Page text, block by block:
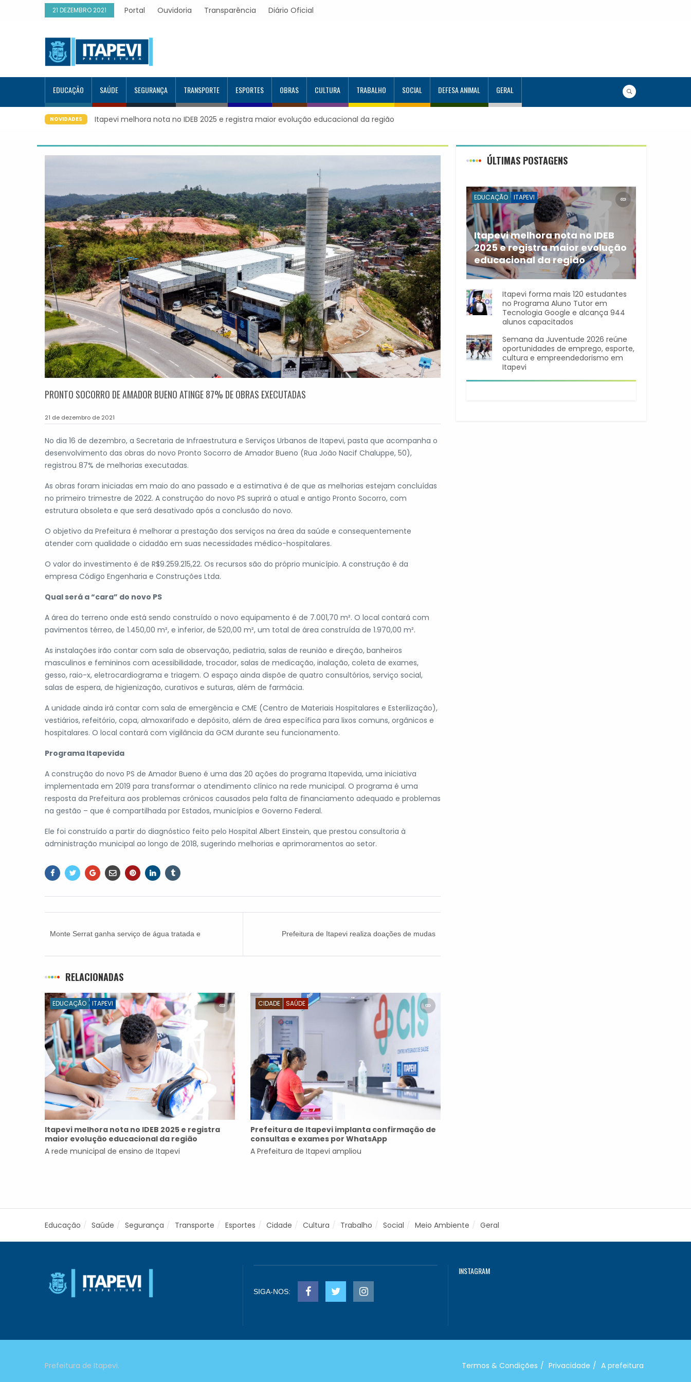
21 DEZEMBRO 2021 Portal Ouvidoria Transparência Diário Oficial
EDUCAÇÃO SAÚDE SEGURANÇA TRANSPORTE ESPORTES OBRAS CULTURA TRABALHO SOCIAL DEFESA ANIMAL GERAL
NOVIDADES
Itapevi melhora nota no IDEB 2025 e registra maior evolução educacional da regiãoItapevi forma mais 120 estudantes no Programa Aluno Tutor em Tecnologia
PRONTO SOCORRO DE AMADOR BUENO ATINGE 87% DE OBRAS EXECUTADAS
21 de dezembro de 2021
No dia 16 de dezembro, a Secretaria de Infraestrutura e Serviços Urbanos de Itapevi, pasta que acompanha o
desenvolvimento das obras do novo Pronto Socorro de Amador Bueno (Rua João Nacif Chaluppe, 50),
registrou 87% de melhorias executadas.
As obras foram iniciadas em maio do ano passado e a estimativa é de que as melhorias estejam concluídas
no primeiro trimestre de 2022. A construção do novo PS suprirá o atual e antigo Pronto Socorro, com
estrutura obsoleta e que será desativado após a conclusão do novo.
O objetivo da Prefeitura é melhorar a prestação dos serviços na área da saúde e consequentemente
atender com qualidade o cidadão em suas necessidades médico-hospitalares.
O valor do investimento é de R$9.259.215,22. Os recursos são do próprio município. A construção é da
empresa Código Engenharia e Construções Ltda.
Qual será a “cara” do novo PS
A área do terreno onde está sendo construído o novo equipamento é de 7.001,70 m². O local contará com
pavimentos térreo, de 1.450,00 m², e inferior, de 520,00 m², um total de área construída de 1.970,00 m².
As instalações irão contar com sala de observação, pediatria, salas de reunião e direção, banheiros
masculinos e femininos com acessibilidade, trocador, salas de medicação, inalação, coleta de exames,
gesso, raio-x, eletrocardiograma e triagem. O espaço ainda dispõe de quatro consultórios, serviço social,
salas de espera, de higienização, curativos e suturas, além de farmácia.
A unidade ainda irá contar com sala de emergência e CME (Centro de Materiais Hospitalares e Esterilização),
vestiários, refeitório, copa, almoxarifado e depósito, além de área específica para lixos comuns, orgânicos e
hospitalares. O local contará com vigilância da GCM durante seu funcionamento.
Programa Itapevida
A construção do novo PS de Amador Bueno é uma das 20 ações do programa Itapevida, uma iniciativa
implementada em 2019 para transformar o atendimento clínico na rede municipal. O programa é uma
resposta da Prefeitura aos problemas crônicos causados pela falta de financiamento adequado e problemas
na gestão – que é compartilhada por Estados, municípios e Governo Federal.
Ele foi construído a partir do diagnóstico feito pelo Hospital Albert Einstein, que prestou consultoria à
administração municipal ao longo de 2018, sugerindo melhorias e aprimoramentos ao setor.
Monte Serrat ganha serviço de água tratada e
Prefeitura de Itapevi realiza doações de mudas
RELACIONADAS
EDUCAÇÃO ITAPEVI
Itapevi melhora nota no IDEB 2025 e registra
maior evolução educacional da região
A rede municipal de ensino de Itapevi
CIDADE SAÚDE
Prefeitura de Itapevi implanta confirmação de
consultas e exames por WhatsApp
A Prefeitura de Itapevi ampliou
ÚLTIMAS POSTAGENS
EDUCAÇÃO ITAPEVI
Itapevi melhora nota no IDEB
2025 e registra maior evolução
educacional da região
A rede municipal de ensino
Itapevi forma mais 120 estudantes
no Programa Aluno Tutor em
Tecnologia Google e alcança 944
alunos capacitados
Semana da Juventude 2026 reúne
oportunidades de emprego, esporte,
cultura e empreendedorismo em
Itapevi
Educação Saúde Segurança Transporte Esportes Cidade Cultura Trabalho Social Meio Ambiente Geral
SIGA-NOS:
INSTAGRAM
Prefeitura de Itapevi. Termos & Condições Privacidade A prefeitura